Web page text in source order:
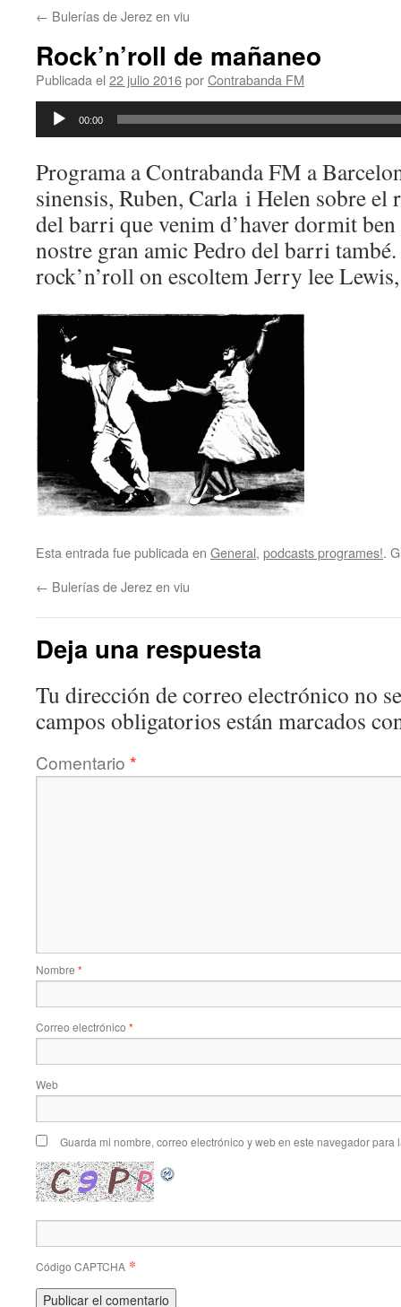
← Bulerías de Jerez en viu
Rock’n’roll de mañaneo
Publicada el 22 julio 2016porContrabanda FM
Reproductor
00:00
Programa a Contrabanda FM a
sinensis, Ruben, Carla i Helen sobre el
del barri que venim d’haver dormit
nostre gran amic Pedro del barri
rock’n’roll on escoltem Jerry lee
Esta entrada fue publicada en General, podcasts programes!.
← Bulerías de Jerez en viu
Deja una respuesta
Tu dirección de correo electrónico no
campos obligatorios están marcados
Comentario *
Nombre *
Correo electrónico *
Web
Guarda mi nombre, correo electrónico y web en este navegador para
Código CAPTCHA *